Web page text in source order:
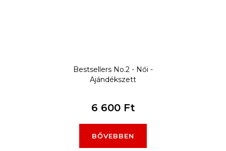
Bestsellers No.2 - Női -
Ajándékszett
6 600 Ft
BŐVEBBEN